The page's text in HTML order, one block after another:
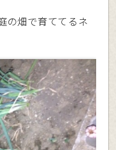
の畑で育ててるネ